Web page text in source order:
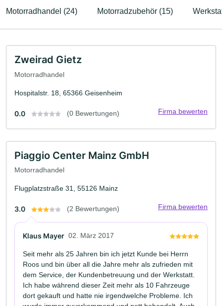
Motorradhandel (24) Motorradzubehör (15)
Zweirad Gietz
Motorradhandel
Hospitalstr. 18, 65366 Geisenheim
0.0 (0 Bewertungen) Firma bewerten
Piaggio Center Mainz GmbH
Motorradhandel
Flugplatzstraße 31, 55126 Mainz
3.0 (2 Bewertungen) Firma bewerten
Klaus Mayer 02. März 2017
Seit mehr als 25 Jahren bin ich jetzt Kunde bei Herrn
Roos und bin über all die Jahre mehr als zufrieden mit
dem Service, der Kundenbetreuung und der Werkstatt.
Ich habe während dieser Zeit mehr als 10 Fahrzeuge
dort gekauft und hatte nie irgendwelche Probleme. Ich